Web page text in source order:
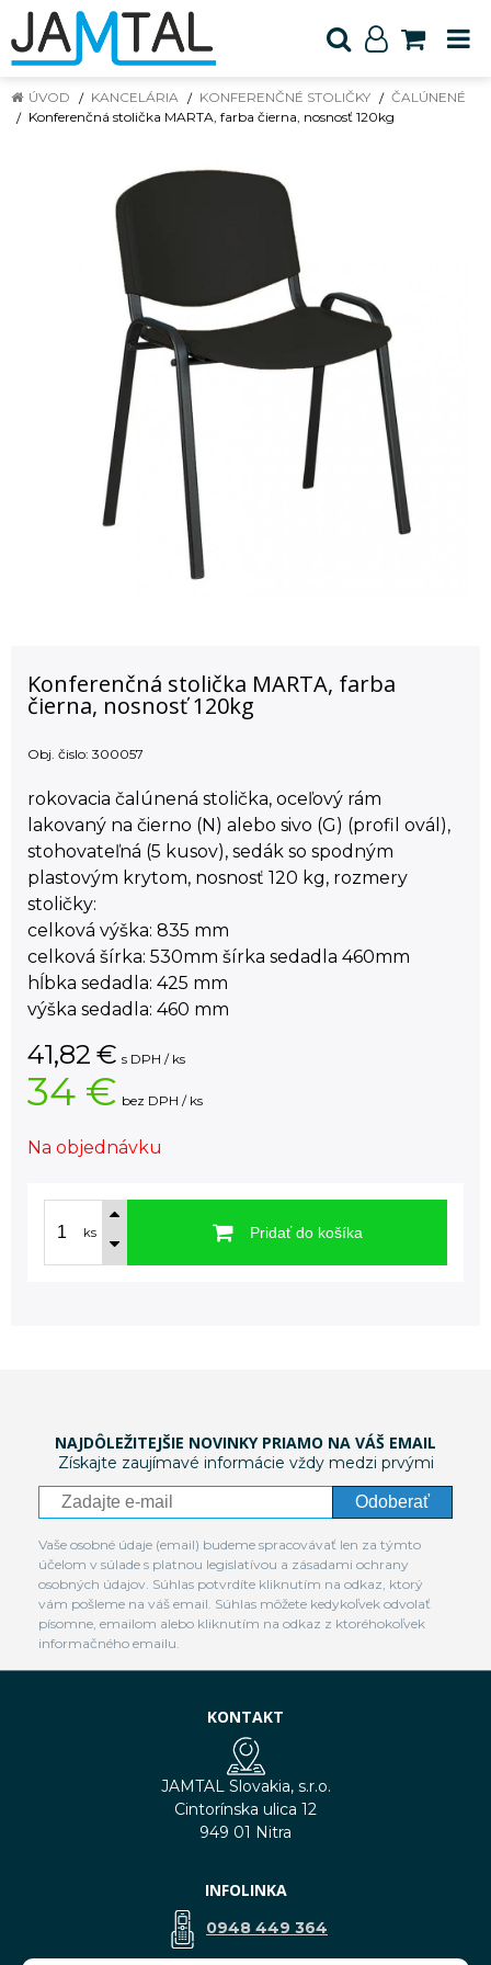
ÚVOD KANCELÁRIA KONFERENČNÉ STOLIČKY
ČALÚNENÉ
Konferenčná stolička MARTA, farba čierna, nosnosť 120kg
Konferenčná stolička MARTA, farba
čierna, nosnosť 120kg
Obj. čislo: 300057
rokovacia čalúnená stolička, oceľový rám
lakovaný na čierno (N) alebo sivo (G) (profil ovál),
stohovateľná (5 kusov), sedák so spodným
plastovým krytom, nosnosť 120 kg, rozmery
stoličky:
celková výška: 835 mm
celková šírka: 530mm šírka sedadla 460mm
hĺbka sedadla: 425 mm
výška sedadla: 460 mm
41,82 € s DPH / ks
34 € bez DPH / ks
Na objednávku
ks Pridať do košíka
NAJDÔLEŽITEJŠIE NOVINKY PRIAMO NA VÁŠ EMAIL
Získajte zaujímavé informácie vždy medzi prvými
Odoberať
Vaše osobné údaje (email) budeme spracovávať len za týmto
účelom v súlade s platnou legislatívou a zásadami ochrany
osobných údajov. Súhlas potvrdíte kliknutím na odkaz, ktorý
vám pošleme na váš email. Súhlas môžete kedykoľvek odvolať
písomne, emailom alebo kliknutím na odkaz z ktoréhokoľvek
informačného emailu.
KONTAKT
JAMTAL Slovakia, s.r.o.
Cintorínska ulica 12
949 01 Nitra
INFOLINKA
0948 449 364